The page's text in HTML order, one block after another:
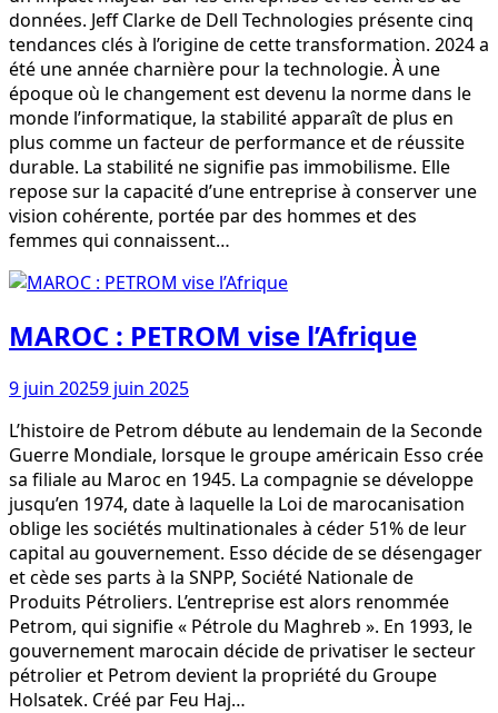
données. Jeff Clarke de Dell Technologies présente cinq
tendances clés à l’origine de cette transformation. 2024 a
été une année charnière pour la technologie. À une
époque où le changement est devenu la norme dans le
monde l’informatique, la stabilité apparaît de plus en
plus comme un facteur de performance et de réussite
durable. La stabilité ne signifie pas immobilisme. Elle
repose sur la capacité d’une entreprise à conserver une
vision cohérente, portée par des hommes et des
femmes qui connaissent…
MAROC : PETROM vise l’Afrique
9 juin 20259 juin 2025
L’histoire de Petrom débute au lendemain de la Seconde
Guerre Mondiale, lorsque le groupe américain Esso crée
sa filiale au Maroc en 1945. La compagnie se développe
jusqu’en 1974, date à laquelle la Loi de marocanisation
oblige les sociétés multinationales à céder 51% de leur
capital au gouvernement. Esso décide de se désengager
et cède ses parts à la SNPP, Société Nationale de
Produits Pétroliers. L’entreprise est alors renommée
Petrom, qui signifie « Pétrole du Maghreb ». En 1993, le
gouvernement marocain décide de privatiser le secteur
pétrolier et Petrom devient la propriété du Groupe
Holsatek. Créé par Feu Haj…